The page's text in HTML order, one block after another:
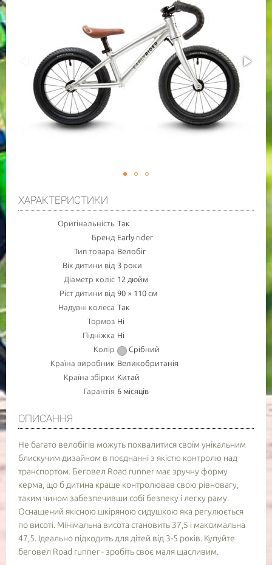
ХАРАКТЕРИСТИКИ
Оригінальність Так
Бренд Early rider
Тип товара Велобіг
Вік дитини від 3 роки
Діаметр коліс 12 дюйм
Ріст дитини від 90 × 110 см
Надувні колеса Так
Тормоз Ні
Підніжка Ні
Колір
Срібний
Країна виробник Великобританія
Країна збірки Китай
Гарантія 6 місяців
ОПИСАННЯ
Не багато велобігів можуть похвалитися своїм унікальним
блискучим дизайном в поєднанні з якістю контролю над
транспортом. Беговел Road runner має зручну форму
керма, що б дитина краще контролював свою рівновагу,
таким чином забезпечивши собі безпеку і легку раму.
Оснащений якісною шкіряною сидушкою яка регулюється
по висоті. Мінімальна висота становить 37,5 і максимальна
47,5. Ідеально підходить для дітей від 3-5 років. Купуйте
беговел Road runner - зробіть своє маля щасливим.
ПОВІДОМИТИ ПРО НАЯВНІСТЬ
НОМЕР МОБ. ТЕЛЕФОНУ (SMS)
АКТУАЛЬНІСТЬ
- обов'язково до заповнення